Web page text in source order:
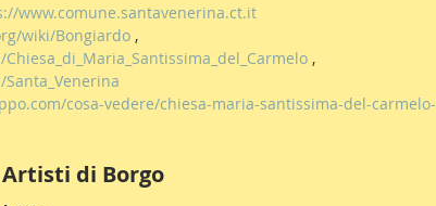
www.comune.santavenerina.ct.it
wiki/Bongiardo ,
,
cosa-vedere/chiesa-maria-santissima-del-carmelo-
di Borgo